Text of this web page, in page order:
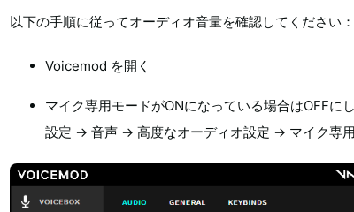
以下の手順に従ってオーディオ音量を確認してください：
Voicemod を開く
マイク専用モードがONになっている場合はOFFに
設定 → 音声 → 高度なオーディオ設定 → マイク専